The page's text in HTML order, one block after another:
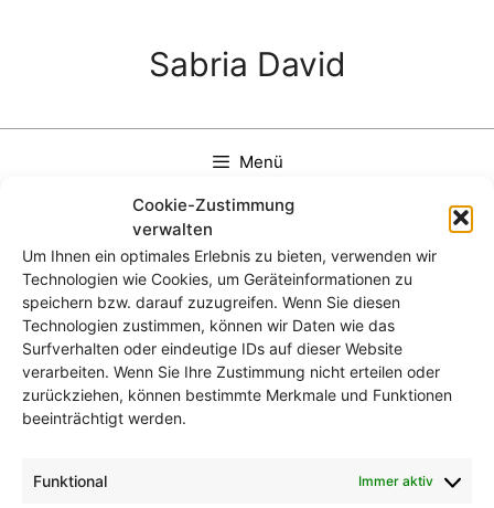
Cookie-Zustimmung
verwalten
Um Ihnen ein optimales Erlebnis zu bieten, verwenden wir
Technologien wie Cookies, um Geräteinformationen zu
speichern bzw. darauf zuzugreifen. Wenn Sie diesen
Technologien zustimmen, können wir Daten wie das
Surfverhalten oder eindeutige IDs auf dieser Website
verarbeiten. Wenn Sie Ihre Zustimmung nicht erteilen oder
zurückziehen, können bestimmte Merkmale und Funktionen
beeinträchtigt werden.
Funktional Immer aktiv
Sabria David
Menü
grafik